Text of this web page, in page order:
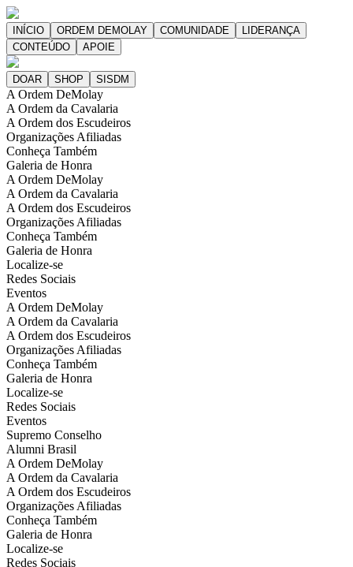
A Ordem DeMolay
A Ordem da Cavalaria
A Ordem dos Escudeiros
Organizações Afiliadas
Conheça Também
Galeria de Honra
A Ordem DeMolay
A Ordem da Cavalaria
A Ordem dos Escudeiros
Organizações Afiliadas
Conheça Também
Galeria de Honra
Localize-se
Redes Sociais
Eventos
A Ordem DeMolay
A Ordem da Cavalaria
A Ordem dos Escudeiros
Organizações Afiliadas
Conheça Também
Galeria de Honra
Localize-se
Redes Sociais
Eventos
Supremo Conselho
Alumni Brasil
A Ordem DeMolay
A Ordem da Cavalaria
A Ordem dos Escudeiros
Organizações Afiliadas
Conheça Também
Galeria de Honra
Localize-se
Redes Sociais